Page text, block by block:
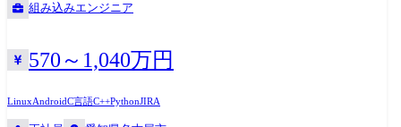
Boot)/C++/C#.net(ASP)/Python/Ruby(Ruby on Rails)/GO/PHP(Laravel)
Android(Java)/Kotlin/Flutter クラウド(AWS/Azure/GCP) など ●変更の範囲
業務内容:会社の定める業務 ●入社事例 ・40代前半/Sler など数社にて、物
規模のチームマネジメントを経験。 前職の年収を維持しつつもプライベ
組み込みエンジニア
570～1,040万円
LinuxAndroidC言語C++PythonJIRA